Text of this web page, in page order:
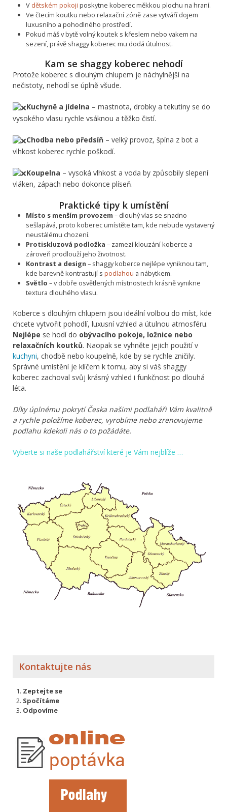
Vdětském pokoji poskytne koberec měkkou plochu na hraní.
Ve čtecím koutku nebo relaxační zóně zase vytváří dojem
luxusního a pohodlného prostředí.
Pokud máš v bytě volný koutek s křeslem nebo vakem na
sezení, právě shaggy koberec mu dodá útulnost.
Kam se shaggy koberec nehodí
Protože koberec s dlouhým chlupem je náchylnější na
nečistoty, nehodí se úplně všude.
Kuchyně a jídelna – mastnota, drobky a tekutiny se do
vysokého vlasu rychle vsáknou a těžko čistí.
Chodba nebo předsíň – velký provoz, špína z bot a
vlhkost koberec rychle poškodí.
Koupelna – vysoká vlhkost a voda by způsobily slepení
vláken, zápach nebo dokonce plíseň.
Praktické tipy k umístění
Místo s menším provozem – dlouhý vlas se snadno
sešlapává, proto koberec umístěte tam, kde nebude vystavený
neustálému chození.
Protiskluzová podložka – zamezí klouzání koberce a
zároveň prodlouží jeho životnost.
Kontrast a design – shaggy koberce nejlépe vyniknou tam,
kde barevně kontrastují s podlahou a nábytkem.
Světlo – v dobře osvětlených místnostech krásně vynikne
textura dlouhého vlasu.
Koberce s dlouhým chlupem jsou ideální volbou do míst, kde
chcete vytvořit pohodlí, luxusní vzhled a útulnou atmosféru.
Nejlépe se hodí do obývacího pokoje, ložnice nebo
relaxačních koutků. Naopak se vyhněte jejich použití v
kuchyni, chodbě nebo koupelně, kde by se rychle zničily.
Správné umístění je klíčem k tomu, aby si váš shaggy
koberec zachoval svůj krásný vzhled i funkčnost po dlouhá
léta.
Díky úplnému pokrytí Česka našimi podlaháři Vám kvalitně
a rychle položíme koberec, vyrobíme nebo zrenovujeme
podlahu kdekoli nás o to požádáte.
Vyberte si naše podlahářství které je Vám nejblíže …
Kontaktujte nás
Zeptejte se
Spočítáme
Odpovíme